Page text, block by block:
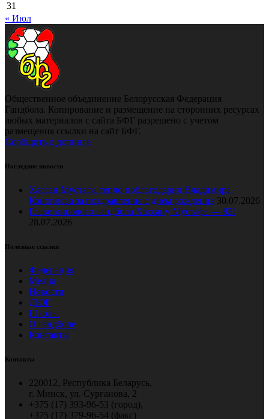
31
« Июл
Общественное объединение Белорусская Федерация
Гандбола. Копирование и размещение на сторонних ресурсах
любых материалов с сайта БФГ разрешено с учетом
размещения ссылки на сайт БФГ.
Сообщить о допинге
Последние новости
Хассан Мустафа тепло поблагодарил Владимира
Коноплёва за поздравление с днем рождения 30.07.2026
Главе мирового гандбола Хассану Мустафе — 82!
28.07.2026
Полезные ссылки
Федерация
Медиа
Новости
ДЮГ
Школы
О гандболе
Контакты
Контакты
220012, Республика Беларусь,
г. Минск, ул. Сурганова, 2
+375 (17) 393-96-53 (город),
+375 (17) 379-96-54 (факс)